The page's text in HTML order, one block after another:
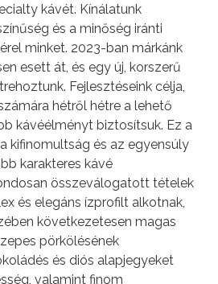
kávét. Kínálatunk
és a minőség iránti
minket. 2023-ban márkánk
esett át, és egy új, korszerű
Fejlesztéseink célja,
hétről hétre a lehető
kávéélményt biztosítsuk. Ez a
kifinomultság és az egyensúly
karakteres kávé
összeválogatott tételek
és elegáns ízprofilt alkotnak,
következetesen magas
pörkölésének
és diós alapjegyeket
valamint finom